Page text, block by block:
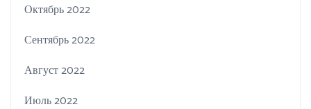
Октябрь 2022
Сентябрь 2022
Август 2022
Июль 2022